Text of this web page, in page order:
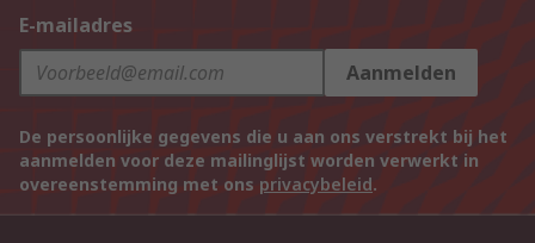
E-mailadres
Aanmelden
De persoonlijke gegevens die u aan ons verstrekt bij het
aanmelden voor deze mailinglijst worden verwerkt in
overeenstemming met ons privacybeleid.